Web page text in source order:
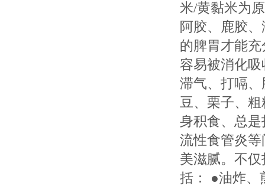
米/黄黏米为
阿胶、鹿胶
的脾胃才能
容易被消化
滞气、打嗝
豆、栗子、
身积食、总
流性食管炎
美滋腻。不
括： ●油炸、